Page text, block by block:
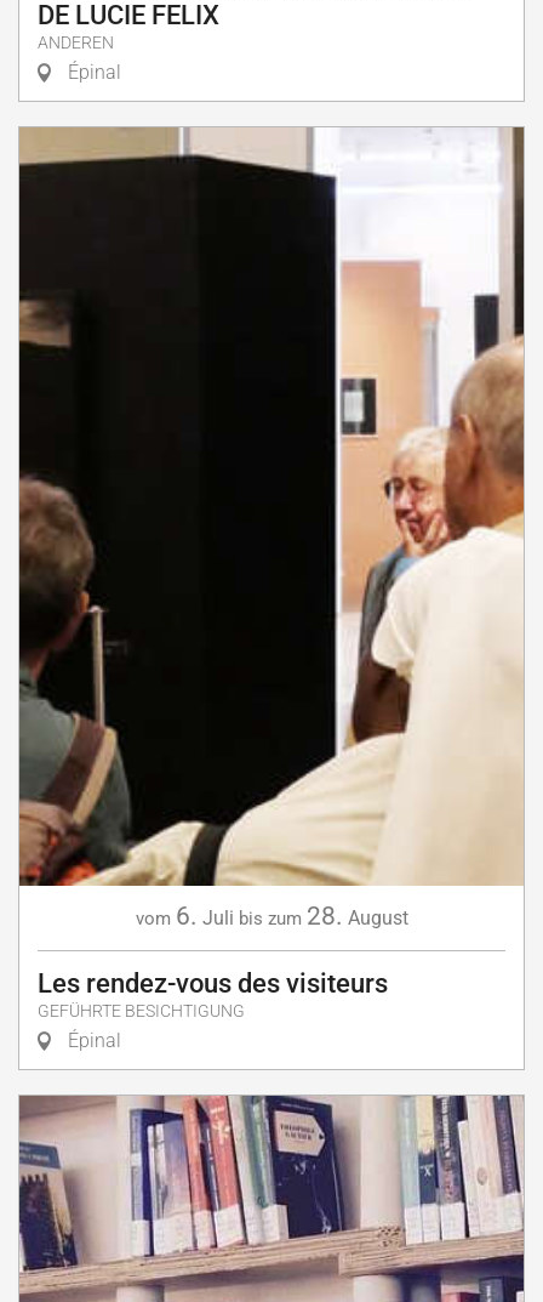
DE LUCIE FELIX
ANDEREN
Épinal
vom 6. Juli bis zum 28. August
Les rendez-vous des visiteurs
GEFÜHRTE BESICHTIGUNG
Épinal